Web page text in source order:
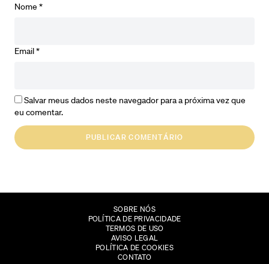
Nome *
Email*
Salvar meus dados neste navegador para a próxima vez que
eu comentar.
SOBRE NÓS
POLÍTICA DE PRIVACIDADE
TERMOS DE USO
AVISO LEGAL
POLÍTICA DE COOKIES
CONTATO